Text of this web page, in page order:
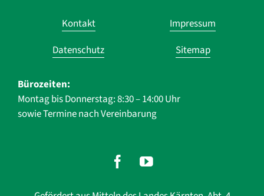
Navigation
überspringen
Kontakt
Impressum
Datenschutz
Sitemap
Bürozeiten:
Montag bis Donnerstag: 8:30 – 14:00 Uhr
sowie Termine nach Vereinbarung